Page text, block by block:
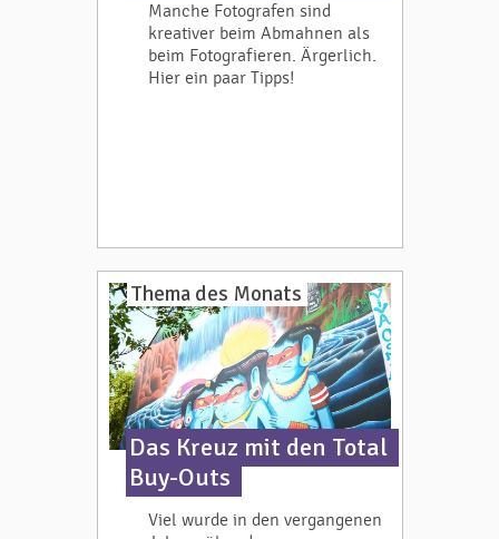
Manche Fotografen sind
kreativer beim Abmahnen als
beim Fotografieren. Ärgerlich.
Hier ein paar Tipps!
Thema des Monats
Das Kreuz mit den Total
Buy-Outs
Viel wurde in den vergangenen